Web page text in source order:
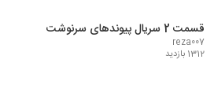
قسمت 2 سریال پیوندهای سرنوشت
reza007
1312 بازدید